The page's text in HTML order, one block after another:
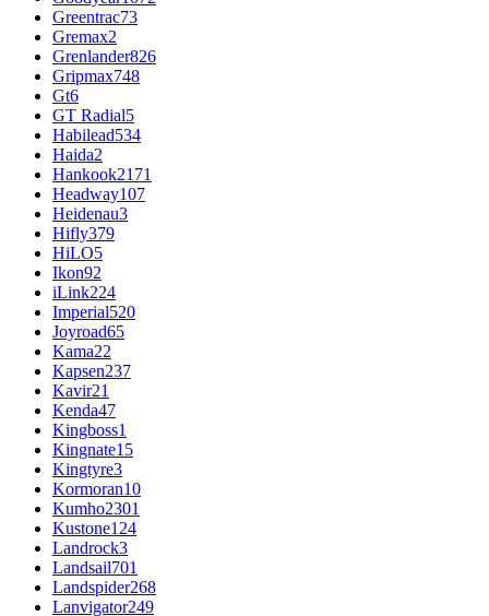
Greentrac73
Gremax2
Grenlander826
Gripmax748
Gt6
GT Radial5
Habilead534
Haida2
Hankook2171
Headway107
Heidenau3
Hifly379
HiLO5
Ikon92
iLink224
Imperial520
Joyroad65
Kama22
Kapsen237
Kavir21
Kenda47
Kingboss1
Kingnate15
Kingtyre3
Kormoran10
Kumho2301
Kustone124
Landrock3
Landsail701
Landspider268
Lanvigator249